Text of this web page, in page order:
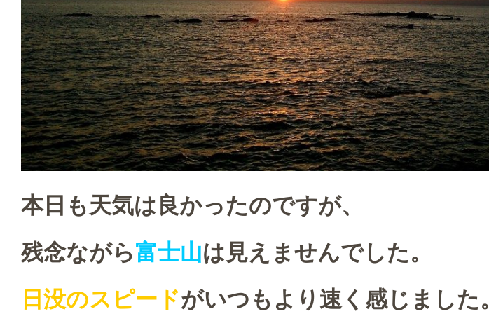
本日も天気は良かったのですが、
残念ながら富士山は見えませんでした。
日没のスピードがいつもより速く感じました。